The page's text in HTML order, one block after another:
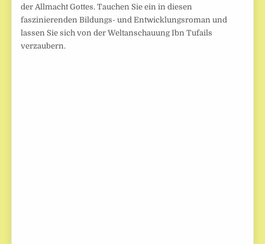
der Allmacht Gottes. Tauchen Sie ein in diesen
faszinierenden Bildungs- und Entwicklungsroman und
lassen Sie sich von der Weltanschauung Ibn Tufails
verzaubern.